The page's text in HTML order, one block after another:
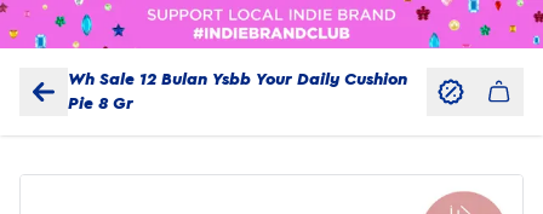
Wh Sale 12 Bulan Ysbb Your Daily Cushion
Pie 8 Gr